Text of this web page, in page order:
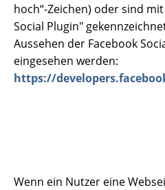
hoch“-Zeichen) oder sind
Social Plugin"
Aussehen der Facebook
eingesehen werden:
https://
Wenn ein Nutzer eine